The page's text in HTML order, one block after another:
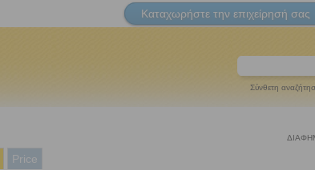
Καταχωρήστε την επιχείρησή σας
Σύνθετη
Price